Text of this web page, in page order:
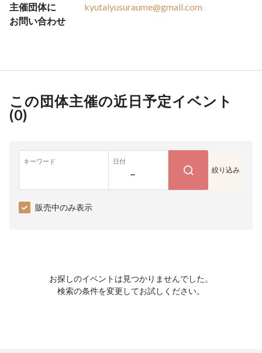
主催団体に
お問い合わせ
kyutaiyusuraume@gmail.com
この団体主催の近日予定イベント
(0)
キーワード 日付
~ 絞り込み
販売中のみ表示
お探しのイベントは見つかりませんでした。
検索の条件を変更してお試しください。